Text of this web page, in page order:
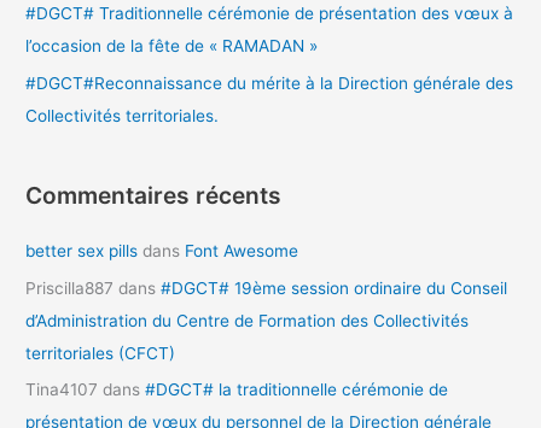
#DGCT# Traditionnelle cérémonie de présentation des vœux à
l’occasion de la fête de « RAMADAN »
#DGCT#Reconnaissance du mérite à la Direction générale des
Collectivités territoriales.
Commentaires récents
better sex pills dans Font Awesome
Priscilla887 dans#DGCT# 19ème session ordinaire du Conseil
d’Administration du Centre de Formation des Collectivités
territoriales (CFCT)
Tina4107 dans#DGCT# la traditionnelle cérémonie de
présentation de vœux du personnel de la Direction générale